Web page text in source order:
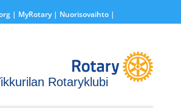
| MyRotary | Nuorisovaihto|
Rotaryklubi